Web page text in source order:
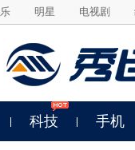
明星 电视剧
科技 手机